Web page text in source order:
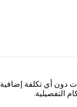
مع ضمان ممتد لمدة تصل إلى 3 سنوات دون
التفصيلية.